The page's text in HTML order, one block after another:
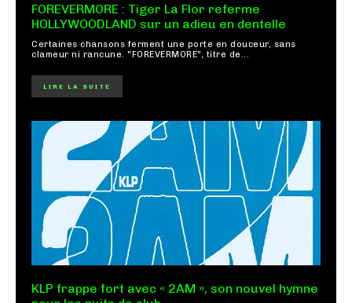
FOREVERMORE : Tiger La Flor referme
HOLLYWOODLAND sur un adieu en dentelle
Certaines chansons ferment une porte en douceur, sans
clameur ni rancune. "FOREVERMORE", titre de...
LIRE LA SUITE
KLP frappe fort avec « 2AM », son nouvel hymne